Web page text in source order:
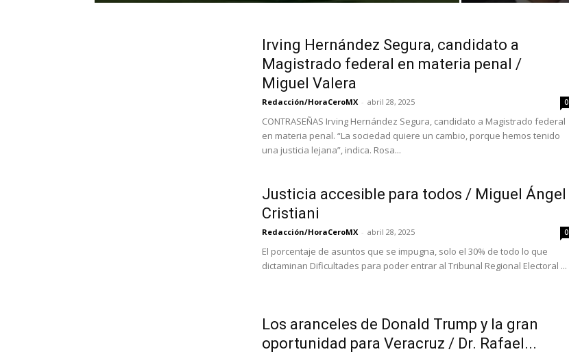
Irving Hernández Segura, candidato a
Magistrado federal en materia penal /
Miguel Valera
Redacción/HoraCeroMX - abril 28, 2025 0
CONTRASEÑAS Irving Hernández Segura, candidato a Magistrado federal
en materia penal. “La sociedad quiere un cambio, porque hemos tenido
una justicia lejana”, indica. Rosa...
Justicia accesible para todos / Miguel Ángel
Cristiani
Redacción/HoraCeroMX - abril 28, 2025 0
El porcentaje de asuntos que se impugna, solo el 30% de todo lo que
dictaminan Dificultades para poder entrar al Tribunal Regional Electoral ...
Los aranceles de Donald Trump y la gran
oportunidad para Veracruz / Dr. Rafael...